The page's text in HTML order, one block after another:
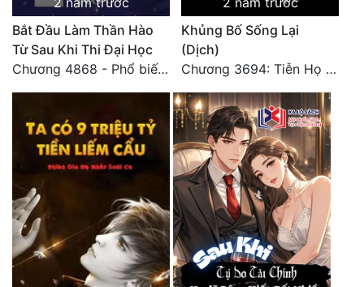
Tu Chân
Tu Tiên
Võ Hiệp
Võng Du
Xuyên Không
Xuyên Nhanh
Xuyên Sách
Bắt Đầu Làm Thần Hào
Từ Sau Khi Thi Đại Học
Chương 4868 - Phổ biến Hạ Quốc tệ!
Khủng Bố Sống Lại
(Dịch)
Chương 3694: Tiễn Họ Đoạn Đường Cuối - Hoàn